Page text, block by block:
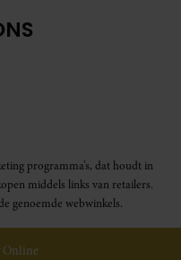
programma’s, dat houdt in
middels links van retailers.
genoemde webwinkels.
Online